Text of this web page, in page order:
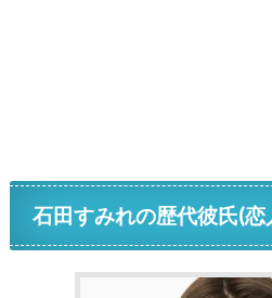
石田すみれの歴代彼氏(恋